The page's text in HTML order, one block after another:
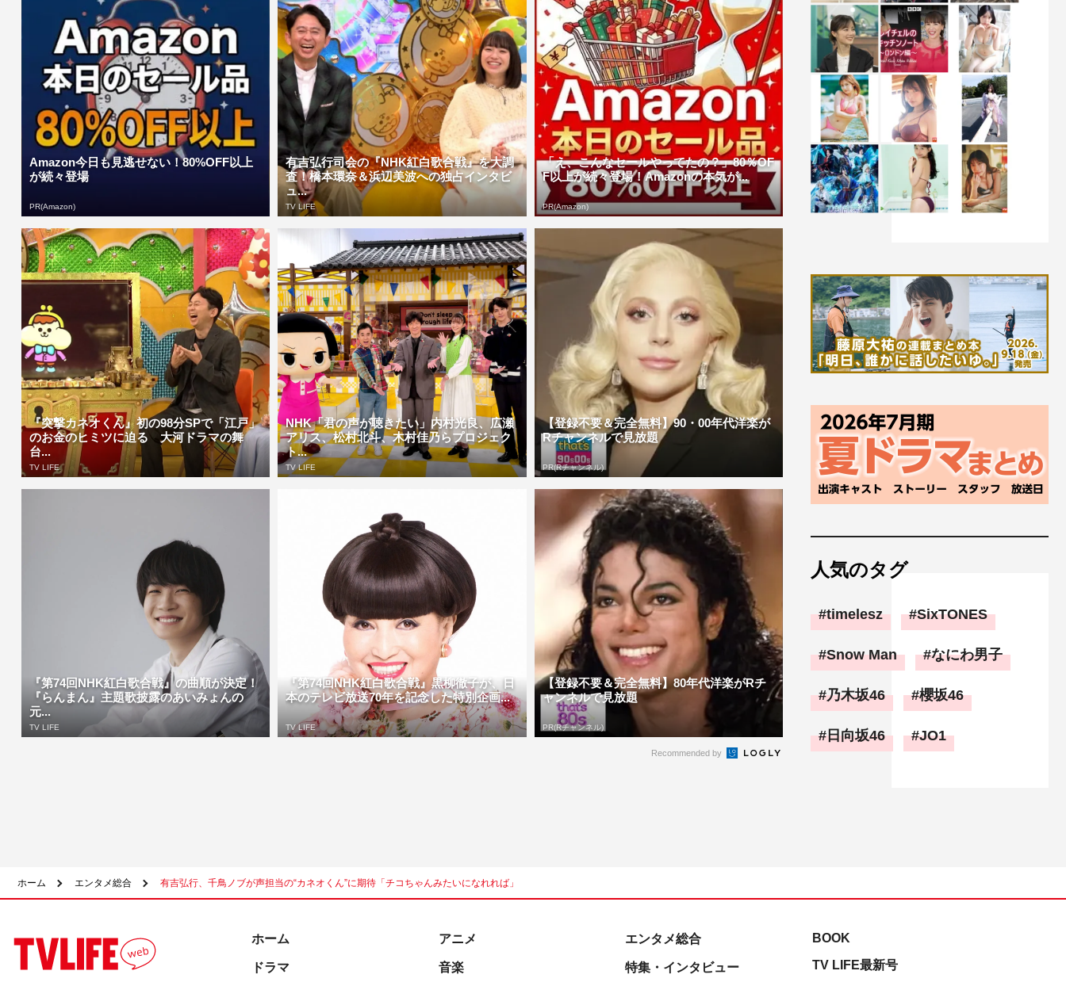
Amazon今日も見逃せない！80%OFF以上
が続々登場
PR(Amazon)
有吉弘行司会の『NHK紅白歌合戦』を大調
査！橋本環奈＆浜辺美波への独占インタビ
ュ...
TV LIFE
「え、こんなセールやってたの？」80％OF
F以上が続々登場！Amazonの本気が...
PR(Amazon)
『突撃カネオくん』初の98分SPで「江戸」
のお金のヒミツに迫る 大河ドラマの舞
台...
TV LIFE
NHK「君の声が聴きたい」内村光良、広瀬
アリス、松村北斗、木村佳乃らプロジェク
ト...
TV LIFE
【登録不要＆完全無料】90・00年代洋楽が
Rチャンネルで見放題
PR(Rチャンネル)
『第74回NHK紅白歌合戦』の曲順が決定！
『らんまん』主題歌披露のあいみょんの
元...
TV LIFE
『第74回NHK紅白歌合戦』黒柳徹子が、日
本のテレビ放送70年を記念した特別企画...
TV LIFE
【登録不要＆完全無料】80年代洋楽がRチ
ャンネルで見放題
PR(Rチャンネル)
Recommended by
人気のタグ
timelesz SixTONES
Snow Man なにわ男子
乃木坂46 櫻坂46
日向坂46 JO1
ホーム エンタメ総合 有吉弘行、千鳥ノブが声担当の“カネオくん”に期待「チコちゃんみたいになれれば」
ホーム
ドラマ
アニメ
音楽
エンタメ総合
特集・インタビュー
BOOK
TV LIFE最新号